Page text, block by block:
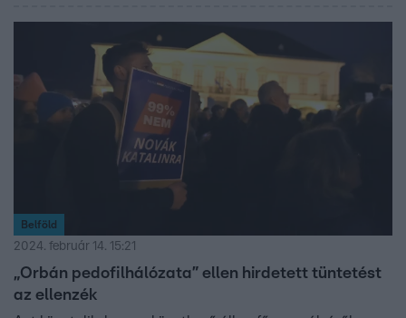
Belföld
2024. február 14. 15:21
„Orbán pedofilhálózata” ellen hirdetett tüntetést
az ellenzék